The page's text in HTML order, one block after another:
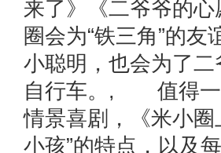
来了》《二爷爷的
圈会为“铁三角”的
小聪明，也会为了
自行车。, 值得一
情景喜剧，《米小
小孩”的特点，以及